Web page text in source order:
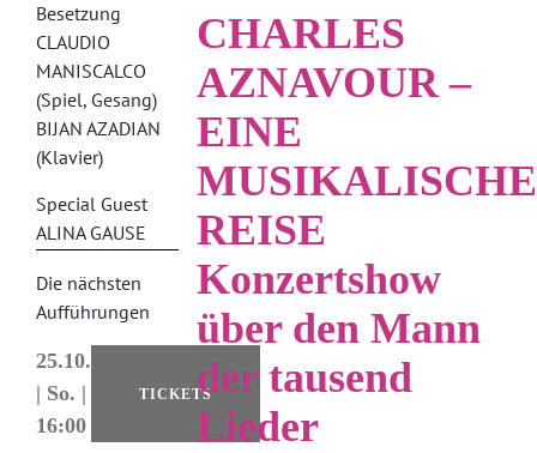
Besetzung
CLAUDIO
MANISCALCO
(Spiel, Gesang)
BIJAN AZADIAN
(Klavier)
Special Guest
ALINA GAUSE
Die nächsten
Aufführungen
25.10.
| So. |
16:00
TICKETS
CHARLES
AZNAVOUR –
EINE
MUSIKALISCHE
REISE
Konzertshow
über den Mann
der tausend
Lieder